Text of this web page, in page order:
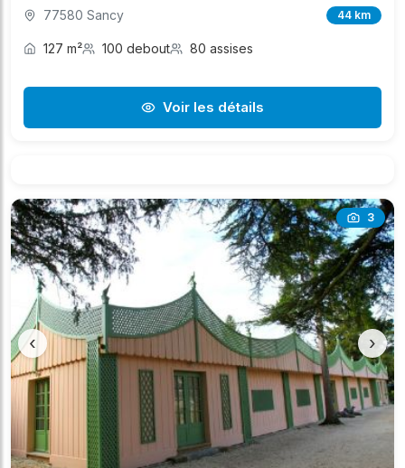
77580 Sancy 44 km
127 m² 100 debout 80 assises
Voir les détails
3
‹ ›